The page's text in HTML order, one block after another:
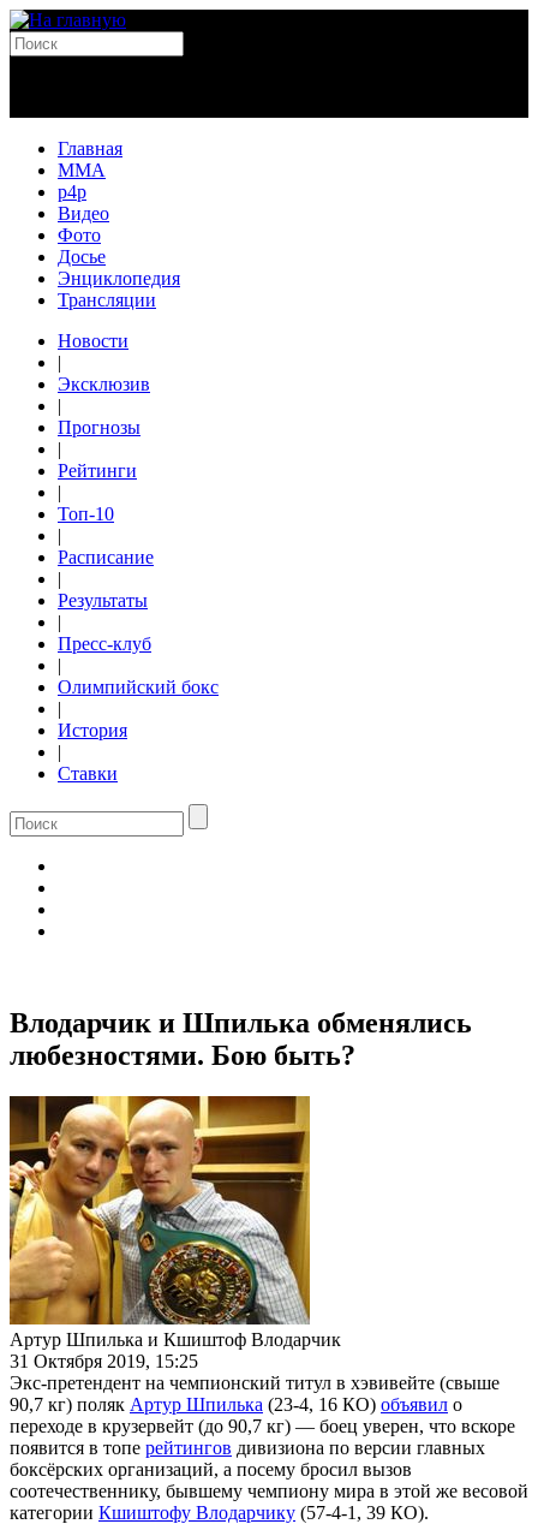
Главная
MMA
p4p
Видео
Фото
Досье
Энциклопедия
Трансляции
Новости
|
Эксклюзив
|
Прогнозы
|
Рейтинги
|
Топ-10
|
Расписание
|
Результаты
|
Пресс-клуб
|
Олимпийский бокс
|
История
|
Ставки
Влодарчик и Шпилька обменялись
любезностями. Бою быть?
Артур Шпилька и Кшиштоф Влодарчик
31 Октября 2019, 15:25
Экс-претендент на чемпионский титул в хэвивейте (свыше
90,7 кг) поляк Артур Шпилька (23-4, 16 КО) объявил о
переходе в крузервейт (до 90,7 кг) — боец уверен, что вскоре
появится в топе рейтингов дивизиона по версии главных
боксёрских организаций, а посему бросил вызов
соотечественнику, бывшему чемпиону мира в этой же весовой
категории Кшиштофу Влодарчику (57-4-1, 39 КО).